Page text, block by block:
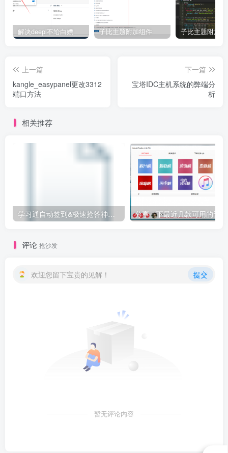
解决deepl不给白嫖 子比主题附加组件
上一篇
kangle_easypanel更改3312
端口方法
下一篇
宝塔IDC主机系统的弊端分
析
相关推荐
学习通自动签到&极速抢答神器下载
评论 抢沙发
欢迎您留下宝贵的见解！ 提交
暂无评论内容